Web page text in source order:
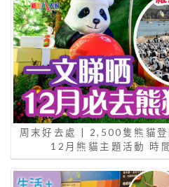
周末好去處 | 2,500隻熊貓
12月熊貓主題活動 時